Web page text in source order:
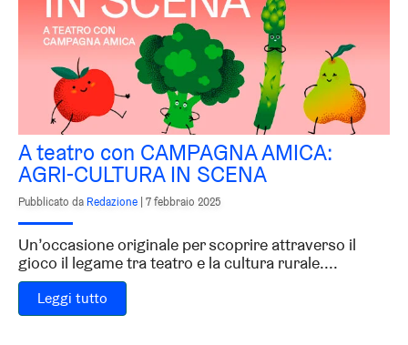
A teatro con CAMPAGNA AMICA:
AGRI-CULTURA IN SCENA
Pubblicato da Redazione 7 febbraio 2025
Un’occasione originale per scoprire attraverso il
gioco il legame tra teatro e la cultura rurale....
Leggi tutto